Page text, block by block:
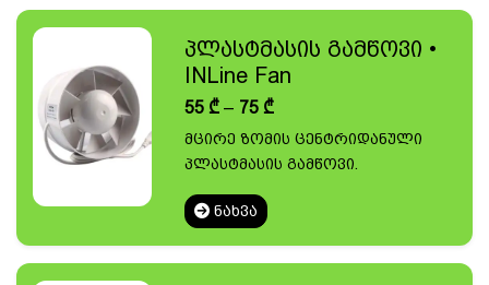
პლასტმასის გამწოვი •
INLine Fan
55₾ – 75₾Price
55 ₾
through
მცირე ზომის ცენტრიდანული
პლასტმასის გამწოვი.
ᲜᲐᲮᲕᲐ